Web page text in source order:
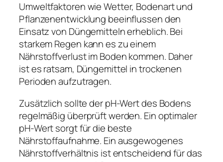
Umweltfaktoren wie Wetter, Bodenart und
Pflanzenentwicklung beeinflussen den
Einsatz von Düngemitteln erheblich. Bei
starkem Regen kann es zu einem
Nährstoffverlust im Boden kommen. Daher
ist es ratsam, Düngemittel in trockenen
Perioden aufzutragen.
Zusätzlich sollte der pH-Wert des Bodens
regelmäßig überprüft werden. Ein optimaler
pH-Wert sorgt für die beste
Nährstoffaufnahme. Ein ausgewogenes
Nährstoffverhältnis ist entscheidend für das